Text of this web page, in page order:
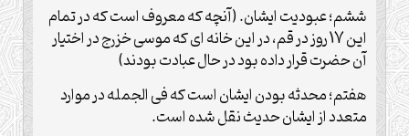
ششم؛ عبودیت ایشان. (آنچه که معروف است که در تمام
این 17 روز در قم، در این خانه ای که موسی خزرج در اختیار
آن حضرت قرار داده بود در حال عبادت بودند)
هفتم؛ محدثه بودن ایشان است که فی الجمله در موارد
متعدد از ایشان حدیث نقل شده است.